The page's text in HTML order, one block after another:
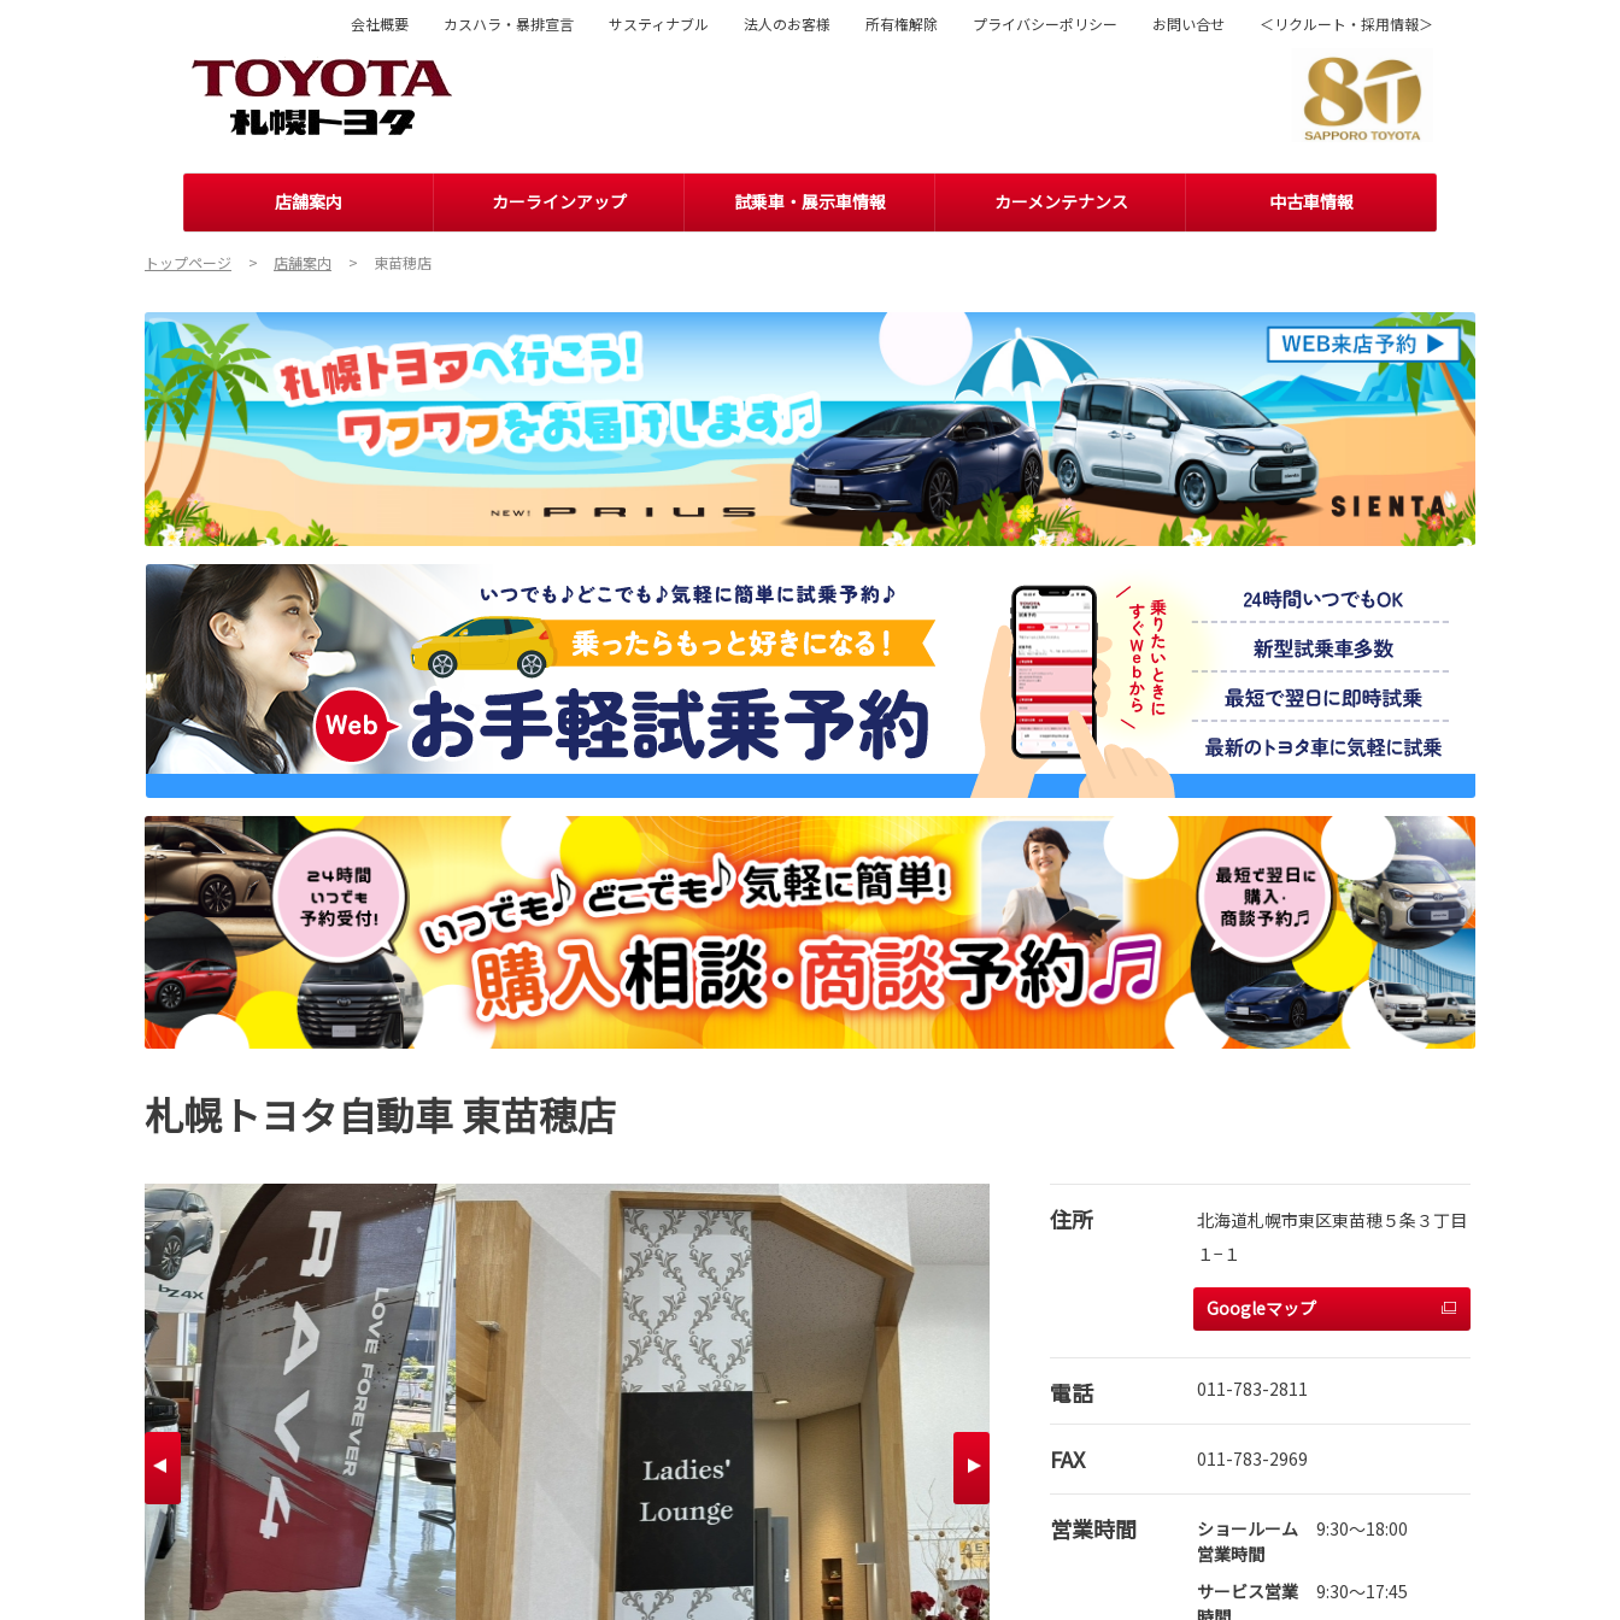
店舗案内 カーラインアップ 試乗車・展示車情報 カーメンテナンス 中古車情報
会社概要 カスハラ・暴排宣言 サスティナブル 法人のお客様 所有権解除 プライバシーポリシー お問い合せ ＜リクルート・採用情報＞
トップページ 店舗案内 東苗穂店
札幌トヨタ自動車 東苗穂店
住所
北海道札幌市東区東苗穂５条３丁目
１−１
Googleマップ
電話 011-783-2811
FAX 011-783-2969
営業時間
ショールーム
営業時間
9:30～18:00
サービス営業
9:30～17:45